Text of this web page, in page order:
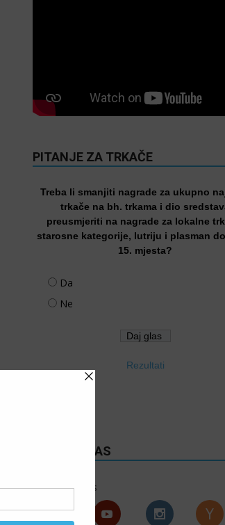
PITANJE ZA TRKAČE
Treba li smanjiti nagrade za ukupno
trkače na bh. trkama i dio
preusmjeriti na nagrade za lokalne
starosne kategorije, lutriju i plasman
15. mjesta?
Da
Ne
Rezultati
PRATITE NAS
36k Follows